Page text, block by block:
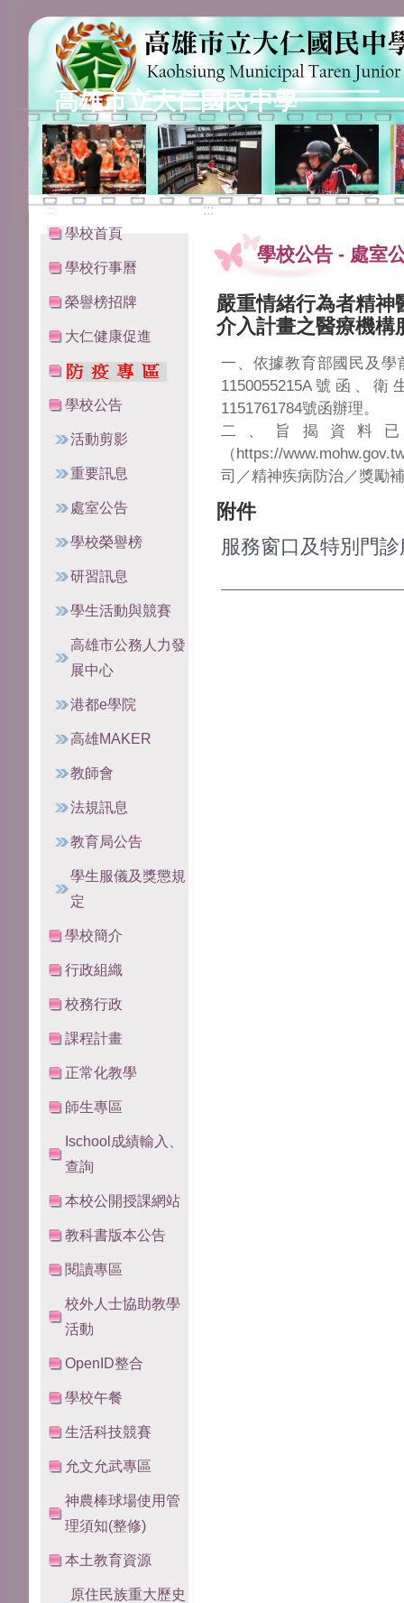
高雄市立大仁國民中學
:::
學校首頁
學校行事曆
榮譽榜招牌
大仁健康促進
學校公告
活動剪影
重要訊息
處室公告
學校榮譽榜
研習訊息
學生活動與競賽
高雄市公務人力發
展中心
港都e學院
高雄MAKER
教師會
法規訊息
教育局公告
學生服儀及獎懲規
定
學校簡介
行政組織
校務行政
課程計畫
正常化教學
師生專區
Ischool成績輸入、
查詢
本校公開授課網站
教科書版本公告
閱讀專區
校外人士協助教學
活動
OpenID整合
學校午餐
生活科技競賽
允文允武專區
神農棒球場使用管
理須知(整修)
本土教育資源
原住民族重大歷史
:::
學校公告 - 處室
嚴重情緒行為者精神
介入計畫之醫療機構
一、依據教育部國民及學
1150055215A號函、
1151761784號函辦理。
二、旨揭資料
（https://
司／精神疾病防治／獎勵
附件
服務窗口及特別門